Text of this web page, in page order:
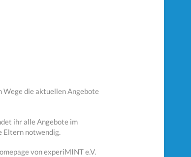
Wege die aktuellen Angebote
ihr alle Angebote im
Eltern notwendig.
von experiMINT e.V.